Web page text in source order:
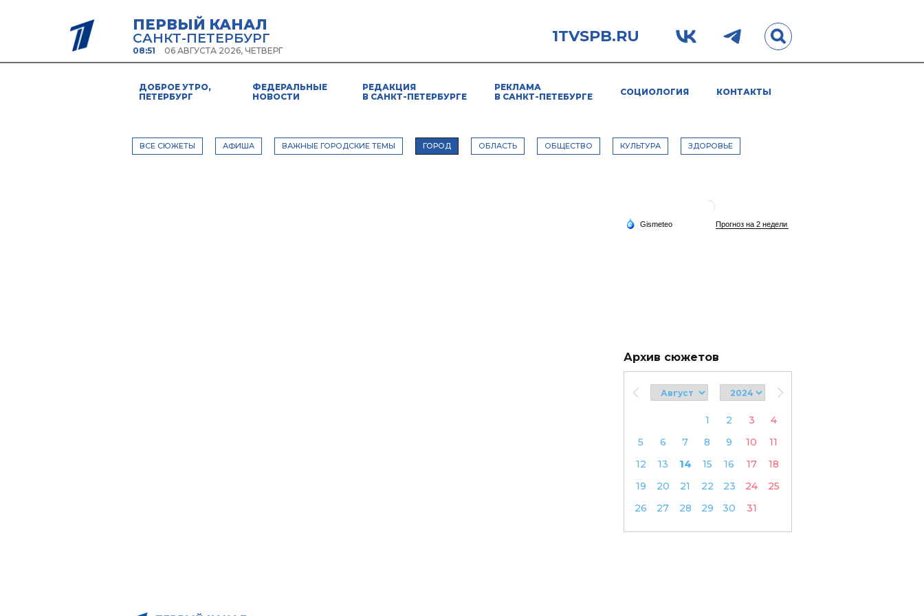
ПЕРВЫЙ КАНАЛ
САНКТ-ПЕТЕРБУРГ
08:51 06 АВГУСТА 2026, ЧЕТВЕРГ
1TVSPB.RU
ДОБРОЕ УТРО,
ПЕТЕРБУРГ
ФЕДЕРАЛЬНЫЕ
НОВОСТИ
РЕДАКЦИЯ
В САНКТ-ПЕТЕРБУРГЕ
РЕКЛАМА
В САНКТ-ПЕТЕБУРГЕ
СОЦИОЛОГИЯ КОНТАКТЫ
ВСЕ СЮЖЕТЫ АФИША ВАЖНЫЕ ГОРОДСКИЕ ТЕМЫ ГОРОД ОБЛАСТЬ ОБЩЕСТВО КУЛЬТУРА ЗДОРОВЬЕ
Архив сюжетов
1 2 3
4
5
6 7 8 9 10
11
12
13 14 15 16 17
18
19
20 21 22 23 24
25
26
27 28 29 30 31